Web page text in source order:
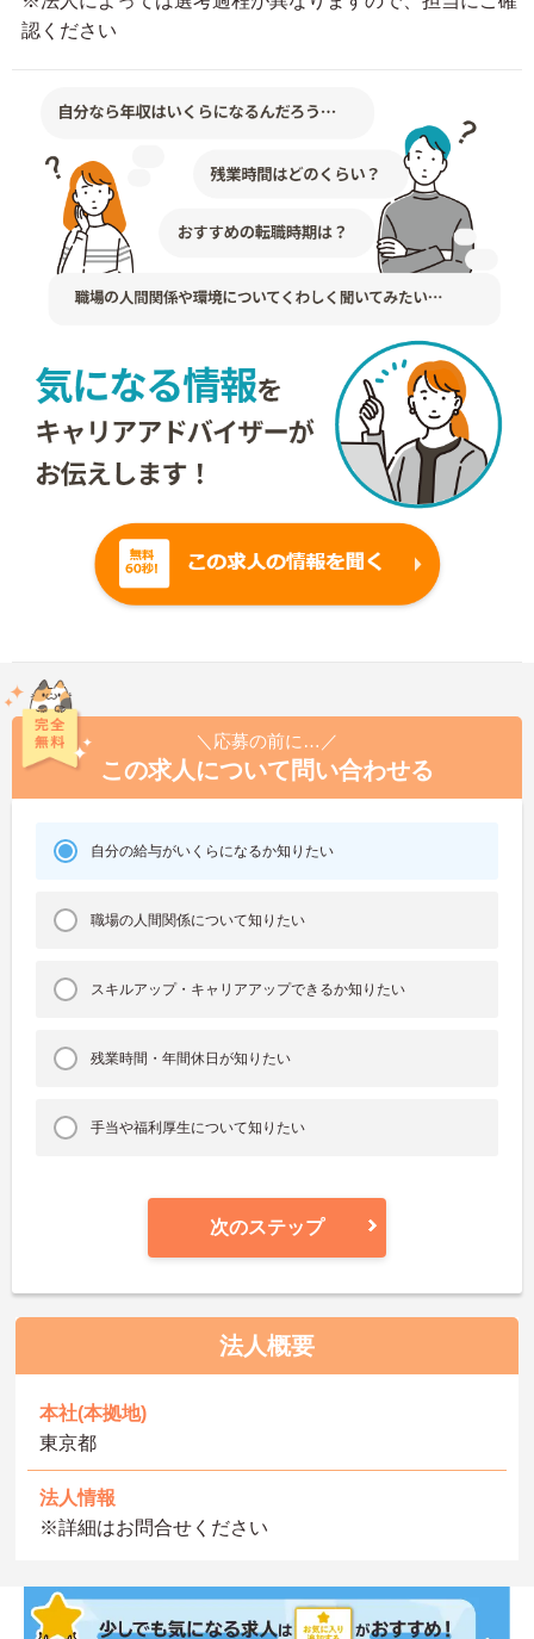
認ください
＼応募の前に…／
この求人について問い合わせる
自分の給与がいくらになるか知りたい
職場の人間関係について知りたい
スキルアップ・キャリアアップできるか知りたい
残業時間・年間休日が知りたい
手当や福利厚生について知りたい
次のステップ
法人概要
本社(本拠地)
東京都
法人情報
※詳細はお問合せください